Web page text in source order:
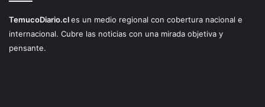
TemucoDiario.cles un medio regional con cobertura nacional e
internacional. Cubre las noticias con una mirada objetiva y
pensante.